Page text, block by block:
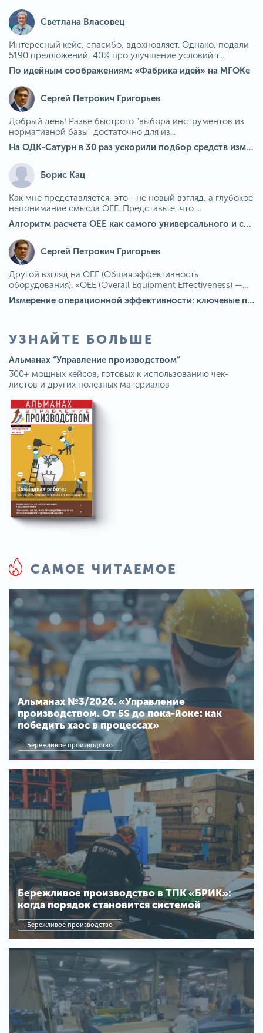
Светлана Власовец
Интересный кейс, спасибо, вдохновляет. Однако, подали
5190 предложений, 40% про улучшение условий т...
По идейным соображениям: «Фабрика идей» на МГОКе
Сергей Петрович Григорьев
Добрый день! Разве быстрого "выбора инструментов из
нормативной базы" достаточно для из...
На ОДК-Сатурн в 30 раз ускорили подбор средств измерения для контроля качества продукции
Борис Кац
Как мне представляется, это - не новый взгляд, а глубокое
непонимание смысла OEE. Представьте, что ...
Алгоритм расчета ОЕЕ как самого универсального и современного показателя эффективности оборудования в мире
Сергей Петрович Григорьев
Другой взгляд на OEE (Общая эффективность
оборудования). «OEE (Overall Equipment Effectiveness) —...
Измерение операционной эффективности: ключевые показатели для непрерывного совершенствования
УЗНАЙТЕ БОЛЬШЕ
Альманах “Управление производством”
300+ мощных кейсов, готовых к использованию чек-
листов и других полезных материалов
САМОЕ ЧИТАЕМОЕ
Альманах №3/2026. «Управление
производством. От 5S до пока-йоке: как
победить хаос в процессах»
Бережливое производство
Бережливое производство в ТПК «БРИК»:
когда порядок становится системой
Бережливое производство